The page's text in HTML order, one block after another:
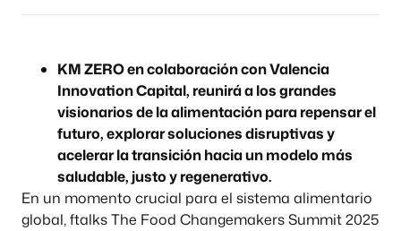
KM ZERO en colaboración con Valencia
Innovation Capital, reunirá a los grandes
visionarios de la alimentación para repensar el
futuro, explorar soluciones disruptivas y
acelerar la transición hacia un modelo más
saludable, justo y regenerativo.​
En un momento crucial para el sistema alimentario
global, ftalks The Food Changemakers Summit 2025